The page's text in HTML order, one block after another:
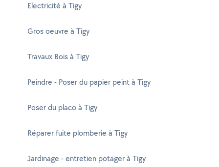
Electricité à Tigy
Gros oeuvre à Tigy
Travaux Bois à Tigy
Peindre - Poser du papier peint à Tigy
Poser du placo à Tigy
Réparer fuite plomberie à Tigy
Jardinage - entretien potager à Tigy